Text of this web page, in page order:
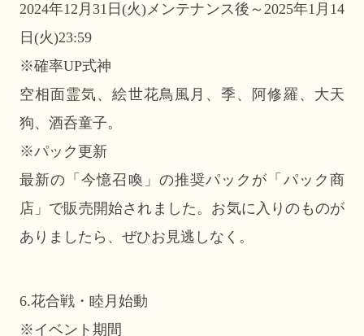
2024年12月31日(火)メンテナンス後～2025年1月14
日(火)23:59
※確率UP式神
空相面霊気、絵世花鳥風月、季、阿修羅、大天
狗、酒呑童子。
※パック更新
最新の「今憶召喚」の推奨パックが「パック商
店」で販売開始されました。お気に入りのものが
ありましたら、ぜひお見逃しなく。
6.花合戦・睦月始動
※イベント期間